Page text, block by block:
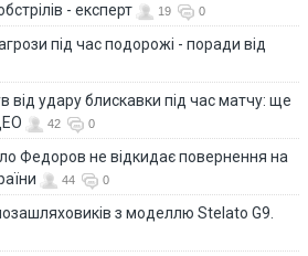
- експерт
19 0
під час подорожі - поради від
від удару блискавки під час матчу: ще
42 0
Федоров не відкидає повернення на
44 0
з моделлю Stelato G9.